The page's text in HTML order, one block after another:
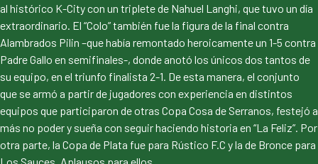
al histórico K-City con un triplete de Nahuel Langhi, que tuvo un día
extraordinario. El “Colo” también fue la figura de la final contra
Alambrados Pilin –que había remontado heroicamente un 1-5 contra
Padre Gallo en semifinales-, donde anotó los únicos dos tantos de
su equipo, en el triunfo finalista 2-1. De esta manera, el conjunto
que se armó a partir de jugadores con experiencia en distintos
equipos que participaron de otras Copa Cosa de Serranos, festejó a
más no poder y sueña con seguir haciendo historia en “La Feliz”. Por
otra parte, la Copa de Plata fue para Rústico F.C y la de Bronce para
Los Sauces. Aplausos para ellos.